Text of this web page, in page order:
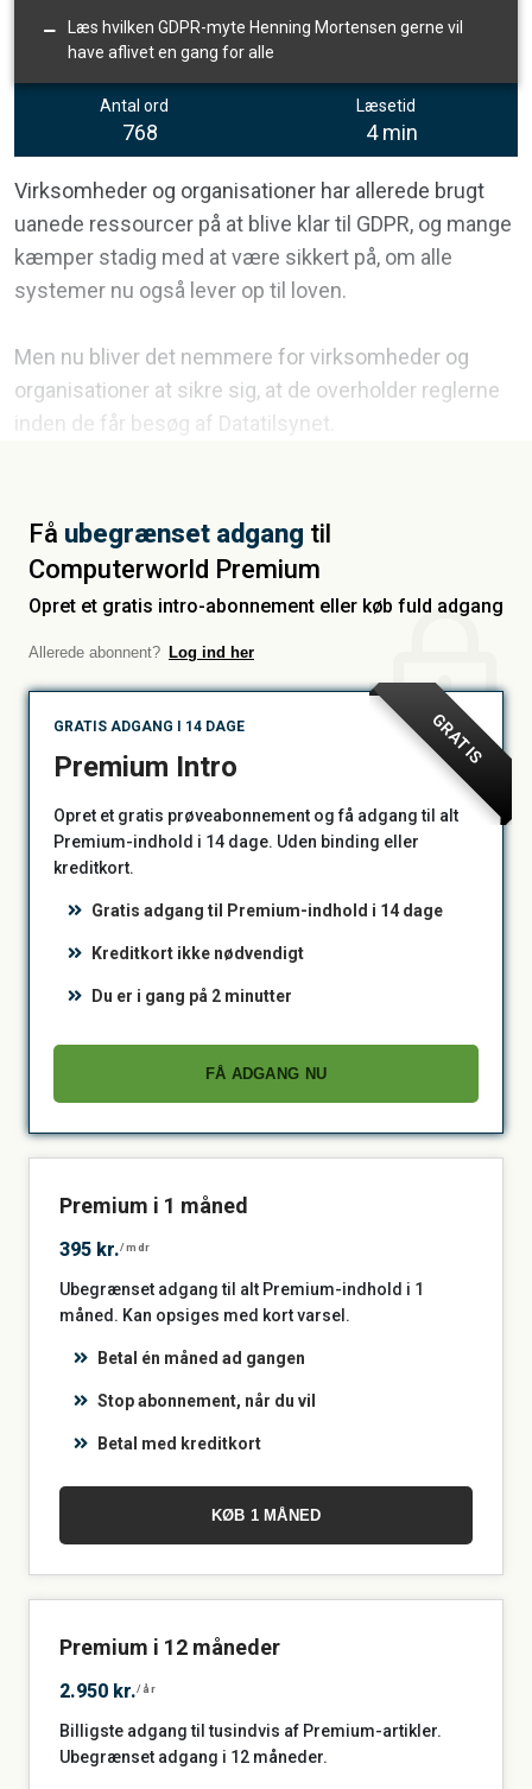
Læs hvilken GDPR-myte Henning Mortensen gerne vil
have aflivet en gang for alle
Antal ord
768
Læsetid
4 min
Virksomheder og organisationer har allerede brugt
uanede ressourcer på at blive klar til GDPR, og mange
kæmper stadig med at være sikkert på, om alle
systemer nu også lever op til loven.
Men nu bliver det nemmere for virksomheder og
organisationer at sikre sig, at de overholder reglerne
inden de får besøg af Datatilsynet.
Få ubegrænset adgang til
Computerworld Premium
Opret et gratis intro-abonnement eller køb fuld adgang
Allerede abonnent? Log ind her
GRATIS
GRATIS ADGANG I 14 DAGE
Premium Intro
Opret et gratis prøveabonnement og få adgang til alt
Premium-indhold i 14 dage. Uden binding eller
kreditkort.
Gratis adgang til Premium-indhold i 14 dage
Kreditkort ikke nødvendigt
Du er i gang på 2 minutter
FÅ ADGANG NU
Premium i 1 måned
395 kr./mdr
Ubegrænset adgang til alt Premium-indhold i 1
måned. Kan opsiges med kort varsel.
Betal én måned ad gangen
Stop abonnement, når du vil
Betal med kreditkort
KØB 1 MÅNED
Premium i 12 måneder
2.950 kr./år
Billigste adgang til tusindvis af Premium-artikler.
Ubegrænset adgang i 12 måneder.